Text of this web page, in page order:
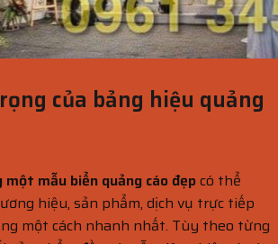
của bảng hiệu quảng
mẫu biển quảng cáo đẹpcó thể
hiệu, sản phẩm, dịch vụ trực tiếp
một cách nhanh nhất. Tùy theo từng